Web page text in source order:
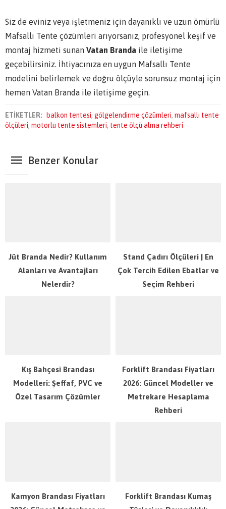
Siz de eviniz veya işletmeniz için dayanıklı ve uzun ömürlü
Mafsallı Tente çözümleri arıyorsanız, profesyonel keşif ve
montaj hizmeti sunan Vatan Branda ile iletişime
geçebilirsiniz. İhtiyacınıza en uygun Mafsallı Tente
modelini belirlemek ve doğru ölçüyle sorunsuz montaj için
hemen Vatan Branda ile iletişime geçin.
ETİKETLER: balkon tentesi, gölgelendirme çözümleri, mafsallı tente
ölçüleri, motorlu tente sistemleri, tente ölçü alma rehberi
Benzer Konular
Jüt Branda Nedir? Kullanım
Alanları ve Avantajları
Nelerdir?
Stand Çadırı Ölçüleri | En
Çok Tercih Edilen Ebatlar ve
Seçim Rehberi
Kış Bahçesi Brandası
Modelleri: Şeffaf, PVC ve
Özel Tasarım Çözümler
Forklift Brandası Fiyatları
2026: Güncel Modeller ve
Metrekare Hesaplama
Rehberi
Kamyon Brandası Fiyatları
Forklift Brandası Kumaş